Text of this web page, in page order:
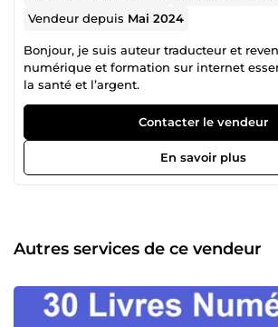
Vendeur depuis Mai 2024
Bonjour, je suis auteur traducteur et
numérique et formation sur internet
la santé et l’argent.
Contacter le vendeur
En savoir plus
Autres services de ce vendeur